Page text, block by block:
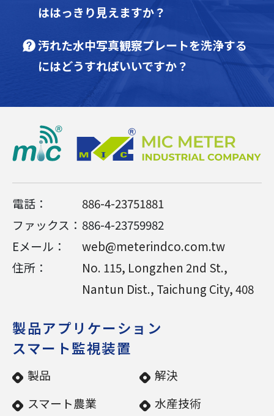
ははっきり見えますか？
汚れた水中写真観察プレートを洗浄する
にはどうすればいいですか？
電話：
886-4-23751881
ファックス： 886-4-23759982
Eメール：
web@meterindco.com.tw
住所：
No. 115, Longzhen 2nd St.,
Nantun Dist., Taichung City,408
製品アプリケーション
スマート監視装置
製品
解決
スマート農業
水産技術